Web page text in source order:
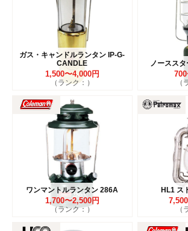
ガス・キャンドルランタン IP-G-
CANDLE
1,500〜4,000円
（ランク：）
ノースス
（
ワンマントルランタン 286A
1,700〜2,500円
（ランク：）
HL1 ス
（